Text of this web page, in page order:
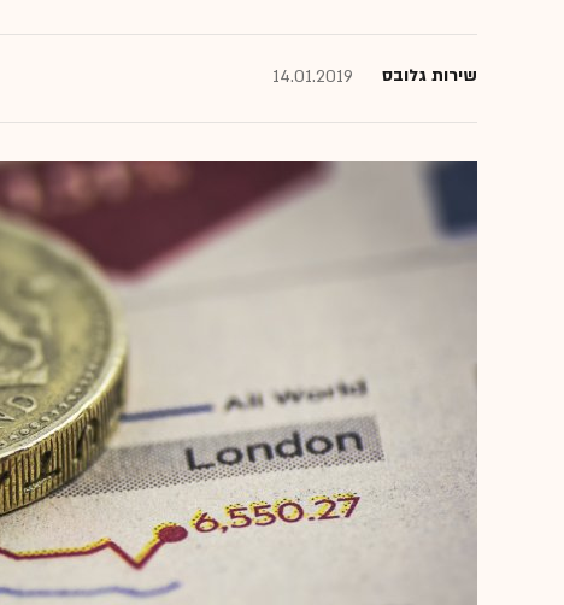
שירות גלובס 14.01.2019